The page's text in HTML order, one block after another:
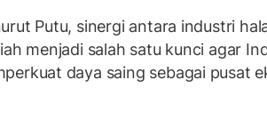
Putu, sinergi antara industri
menjadi salah satu kunci agar
daya saing sebagai pusat